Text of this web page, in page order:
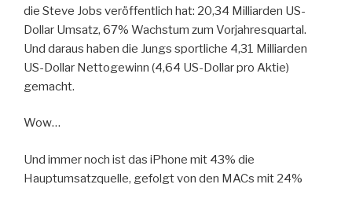
die Steve Jobs veröffentlich hat: 20,34 Milliarden US-
Dollar Umsatz, 67% Wachstum zum Vorjahresquartal.
Und daraus haben die Jungs sportliche 4,31 Milliarden
US-Dollar Nettogewinn (4,64 US-Dollar pro Aktie)
gemacht.
Wow…
Und immer noch ist das iPhone mit 43% die
Hauptumsatzquelle, gefolgt von den MACs mit 24%